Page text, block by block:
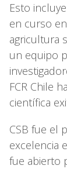
Esto
en curso
agricultura
un equipo
FCR Chile
científica
CSB fue el
excelencia
fue abierto